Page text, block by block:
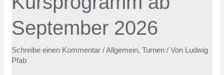
September 2026
Schreibe einen Kommentar /Allgemein,Turnen / Von Ludwig
Pfab
2026